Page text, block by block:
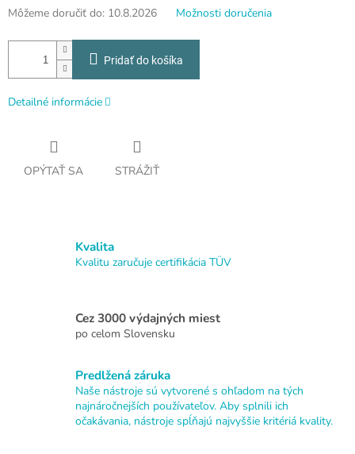
Môžeme doručiť do: 10.8.2026 Možnosti doručenia
Pridať do košíka
Detailné informácie
OPÝTAŤ SA STRÁŽIŤ
Kvalita
Kvalitu zaručuje certifikácia TÜV
Cez 3000 výdajných miest
po celom Slovensku
Predlžená záruka
Naše nástroje sú vytvorené s ohľadom na tých
najnáročnejších používateľov. Aby splnili ich
očakávania, nástroje spĺňajú najvyššie kritériá kvality.